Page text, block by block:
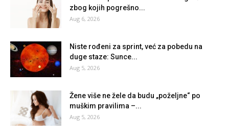
zbog kojih pogrešno...
Aug 6, 2026
Niste rođeni za sprint, već za pobedu na
duge staze: Sunce...
Aug 5, 2026
Žene više ne žele da budu „poželjne“ po
muškim pravilima –...
Aug 5, 2026